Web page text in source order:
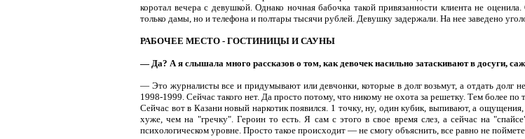
коротал вечера с девушкой. Однако ночная бабочка такой привязанности клиента не
только дамы, но и телефона и полтары тысячи рублей. Девушку задержали. На нее заведено
РАБОЧЕЕ МЕСТО - ГОСТИНИЦЫ И САУНЫ
— Да? А я слышала много рассказов о том, как девочек насильно затаскивают в досуги,
— Это журналисты все и придумывают или девчонки, которые в долг возьмут, а отдать долг
1998-1999. Сейчас такого нет. Да просто потому, что никому не охота за решетку. Тем более по
Сейчас вот в Казани новый наркотик появился. 1 точку, ну, один кубик, выпивают, а
хуже, чем на "гречку". Героин то есть. Я сам с этого в свое время слез, а сейчас на
психологическом уровне. Просто такое происходит — не смогу объяснить, все равно не